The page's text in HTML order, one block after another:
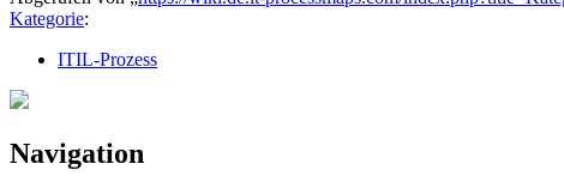
Kategorie:
ITIL-Prozess
Navigation